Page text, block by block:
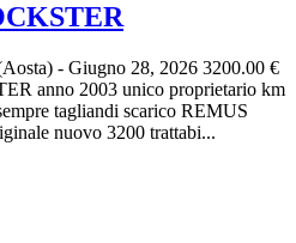
- Giugno 28, 2026 3200.00 €
anno 2003 unico proprietario km
tagliandi scarico REMUS
nuovo 3200 trattabi...